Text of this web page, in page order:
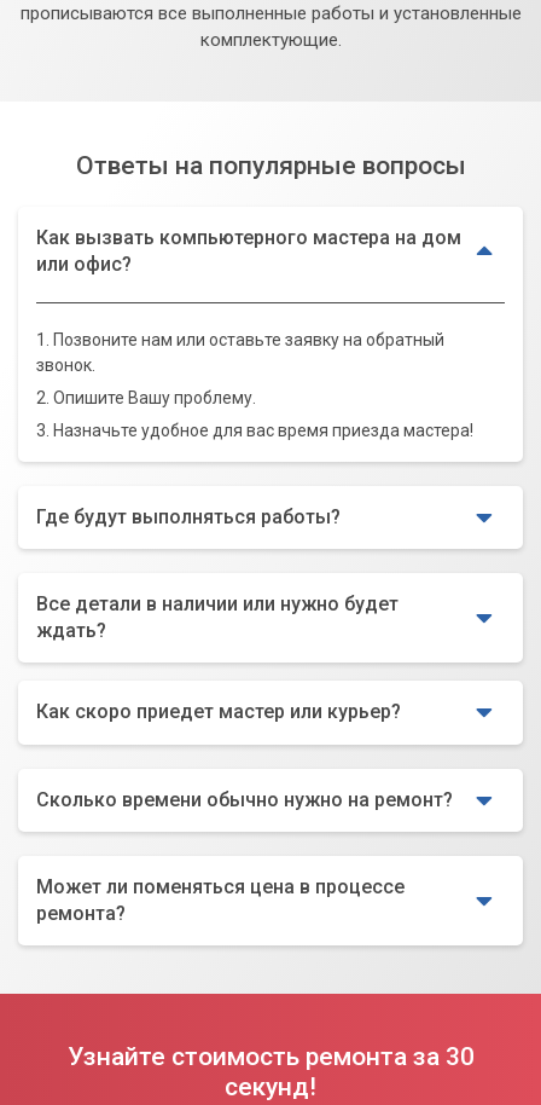
прописываются все выполненные работы и установленные
комплектующие.
Ответы на популярные вопросы
Как вызвать компьютерного мастера на дом
или офис?
1. Позвоните нам или оставьте заявку на обратный
звонок.
2. Опишите Вашу проблему.
3. Назначьте удобное для вас время приезда мастера!
Где будут выполняться работы?
Все детали в наличии или нужно будет
ждать?
Как скоро приедет мастер или курьер?
Сколько времени обычно нужно на ремонт?
Может ли поменяться цена в процессе
ремонта?
Узнайте стоимость ремонта за 30
секунд!